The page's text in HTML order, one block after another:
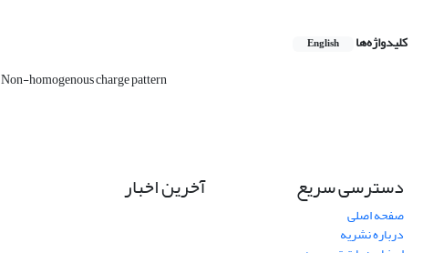
کلیدواژه‌ها English
Non-homogenous charge pattern
دسترسی سریع
صفحه اصلی
درباره نشریه
آخرین اخبار